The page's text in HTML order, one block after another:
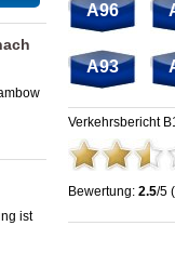
ist
A96
A93
Verkehrsbericht
Bewertung: 2.5/5
Stau B113: